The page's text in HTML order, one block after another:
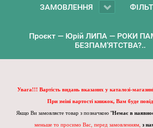
ЗАМОВЛЕННЯ
Проєкт — Юрій ЛИПА — РОКИ
БЕЗПАМ’ЯТСТВА?..
Увага!!! Вартість видань вказаних у каталозі-
При зміні вартості книжок, Вам буде
Якщо Ви замовляєте товар з позначкою "Немає в
меньше то просимо Вас, перед замовленням, з